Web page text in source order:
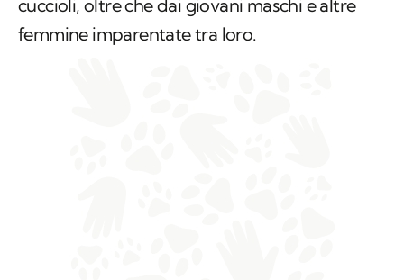
cuccioli, oltre che dai giovani maschi e altre
femmine imparentate tra loro.